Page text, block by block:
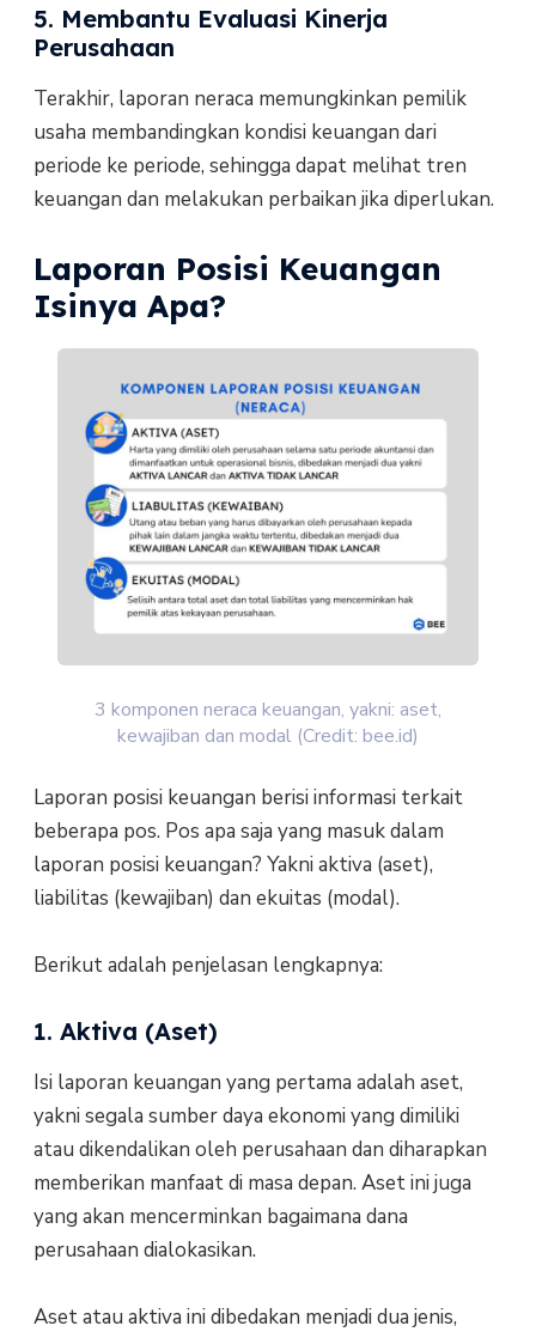
5. Membantu Evaluasi Kinerja
Perusahaan
Terakhir, laporan neraca memungkinkan pemilik
usaha membandingkan kondisi keuangan dari
periode ke periode, sehingga dapat melihat tren
keuangan dan melakukan perbaikan jika diperlukan.
Laporan Posisi Keuangan
Isinya Apa?
3 komponen neraca keuangan, yakni: aset,
kewajiban dan modal (Credit: bee.id)
Laporan posisi keuangan berisi informasi terkait
beberapa pos. Pos apa saja yang masuk dalam
laporan posisi keuangan? Yakni aktiva (aset),
liabilitas (kewajiban) dan ekuitas (modal).
Berikut adalah penjelasan lengkapnya:
1. Aktiva (Aset)
Isi laporan keuangan yang pertama adalah aset,
yakni segala sumber daya ekonomi yang dimiliki
atau dikendalikan oleh perusahaan dan diharapkan
memberikan manfaat di masa depan. Aset ini juga
yang akan mencerminkan bagaimana dana
perusahaan dialokasikan.
Aset atau aktiva ini dibedakan menjadi dua jenis,